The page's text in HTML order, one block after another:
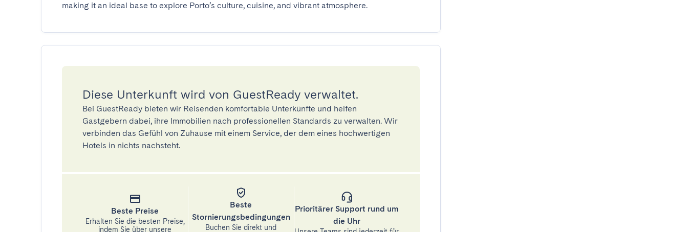
making it an ideal base to explore Porto’s culture, cuisine, and vibrant atmosphere.
Diese Unterkunft wird von GuestReady verwaltet.
Bei GuestReady bieten wir Reisenden komfortable Unterkünfte und helfen
Gastgebern dabei, ihre Immobilien nach professionellen Standards zu verwalten. Wir
verbinden das Gefühl von Zuhause mit einem Service, der dem eines hochwertigen
Hotels in nichts nachsteht.
Beste Preise
Erhalten Sie die besten Preise,
indem Sie über unsere
Beste
Stornierungsbedingungen
Buchen Sie direkt und
Prioritärer Support rund um
die Uhr